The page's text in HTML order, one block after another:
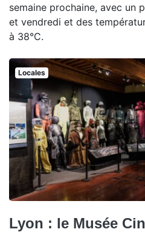
semaine prochaine, avec un
et vendredi et des
à 38°C.
Locales
Lyon : le Musée